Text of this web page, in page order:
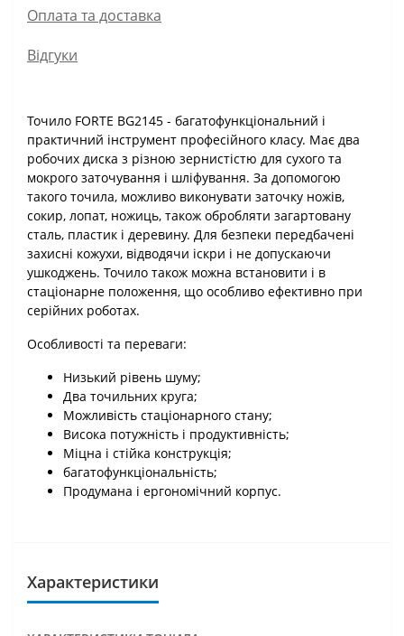
Оплата та доставка
Відгуки
Точило FORTE BG2145 - багатофункціональний і
практичний інструмент професійного класу. Має два
робочих диска з різною зернистістю для сухого та
мокрого заточування і шліфування. За допомогою
такого точила, можливо виконувати заточку ножів,
сокир, лопат, ножиць, також обробляти загартовану
сталь, пластик і деревину. Для безпеки передбачені
захисні кожухи, відводячи іскри і не допускаючи
ушкоджень. Точило також можна встановити і в
стаціонарне положення, що особливо ефективно при
серійних роботах.
Особливості та переваги:
Низький рівень шуму;
Два точильних круга;
Можливість стаціонарного стану;
Висока потужність і продуктивність;
Міцна і стійка конструкція;
багатофункціональність;
Продумана і ергономічний корпус.
Характеристики